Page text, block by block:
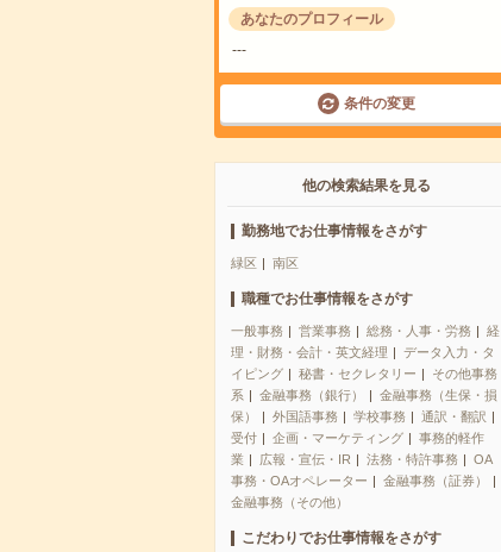
あなたのプロフィール
---
条件の変更
他の検索結果を見る
勤務地でお仕事情報をさがす
緑区 南区
職種でお仕事情報をさがす
一般事務 営業事務 総務・人事・労務
経
理・財務・会計・英文経理
データ入力・タ
イピング
秘書・セクレタリー
その他事務
系
金融事務（銀行）
金融事務（生保・損
保）
外国語事務 学校事務
通訳・翻訳
受付
企画・マーケティング
事務的軽作
業
広報・宣伝・IR 法務・特許事務
OA
事務・OAオペレーター
金融事務（証券）
金融事務（その他）
こだわりでお仕事情報をさがす